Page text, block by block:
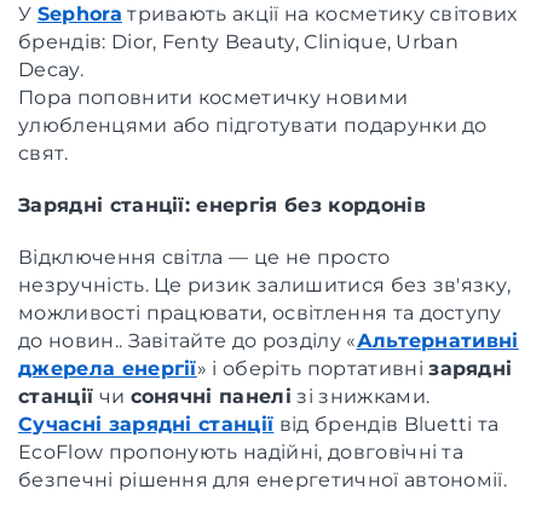
У Sephora тривають акції на косметику світових
брендів: Dior, Fenty Beauty, Clinique, Urban
Decay.
Пора поповнити косметичку новими
улюбленцями або підготувати подарунки до
свят.
Зарядні станції: енергія без кордонів
Відключення світла — це не просто
незручність. Це ризик залишитися без зв'язку,
можливості працювати, освітлення та доступу
до новин.. Завітайте до розділу «Альтернативні
джерела енергії» і оберіть портативнізарядні
станції чи сонячні панелі зі знижками.
Сучасні зарядні станції від брендів Bluetti та
EcoFlow пропонують надійні, довговічні та
безпечні рішення для енергетичної автономії.